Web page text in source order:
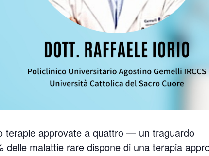
terapie approvate a quattro — un traguardo
malattie rare dispone di una terapia